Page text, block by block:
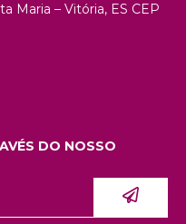
Maria – Vitória, ES CEP
DO NOSSO